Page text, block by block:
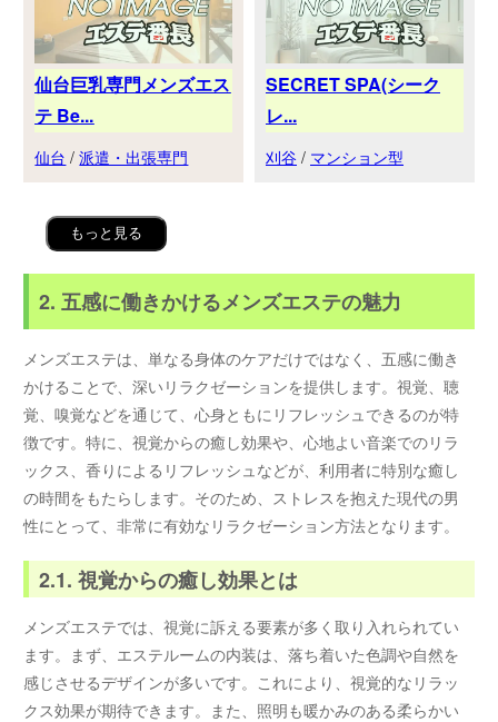
仙台巨乳専門メンズエス
テ Be...
仙台 /派遣・出張専門
SECRET SPA(シーク
レ...
刈谷 / マンション型
もっと見る
2. 五感に働きかけるメンズエステの魅力
メンズエステは、単なる身体のケアだけではなく、五感に働き
かけることで、深いリラクゼーションを提供します。視覚、聴
覚、嗅覚などを通じて、心身ともにリフレッシュできるのが特
徴です。特に、視覚からの癒し効果や、心地よい音楽でのリラ
ックス、香りによるリフレッシュなどが、利用者に特別な癒し
の時間をもたらします。そのため、ストレスを抱えた現代の男
性にとって、非常に有効なリラクゼーション方法となります。
2.1. 視覚からの癒し効果とは
メンズエステでは、視覚に訴える要素が多く取り入れられてい
ます。まず、エステルームの内装は、落ち着いた色調や自然を
感じさせるデザインが多いです。これにより、視覚的なリラッ
クス効果が期待できます。また、照明も暖かみのある柔らかい